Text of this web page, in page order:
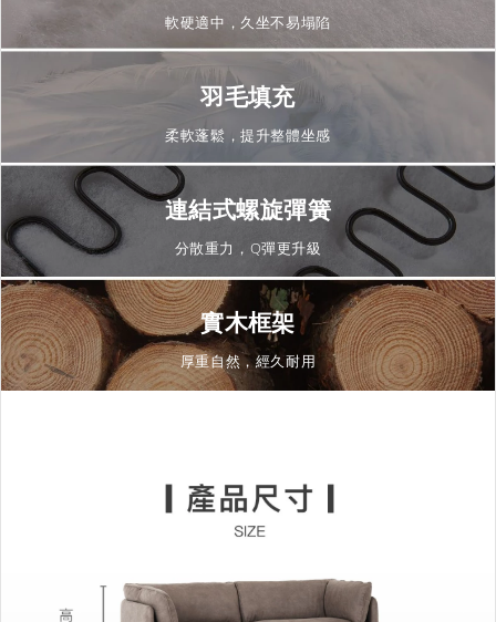
軟硬適中，久坐不易塌陷
羽毛填充
柔軟蓬鬆，提升整體坐感
連結式螺旋彈簧
分散重力，Q彈更升級
實木框架
厚重自然，經久耐用